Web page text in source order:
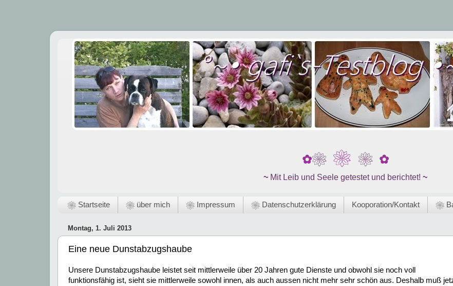
✿❀ ❀ ❀ ✿
~ Mit Leib und Seele getestet und berichtet! ~
❀ Startseite ❀ über mich ❀ Impressum ❀ Datenschutzerklärung Kooporation/Kontakt ❀
Montag, 1. Juli 2013
Eine neue Dunstabzugshaube
Unsere Dunstabzugshaube leistet seit mittlerweile über 20 Jahren gute Dienste und obwohl sie noch voll
funktionsfähig ist, sieht sie mittlerweile sowohl innen, als auch aussen nicht mehr sehr schön aus. Deshalb muß